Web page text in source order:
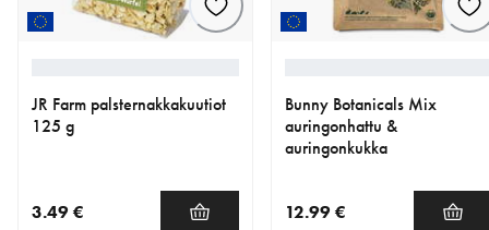
JR Farm palsternakkakuutiot
125 g
3.49 €
Bunny Botanicals Mix
auringonhattu &
auringonkukka
12.99 €